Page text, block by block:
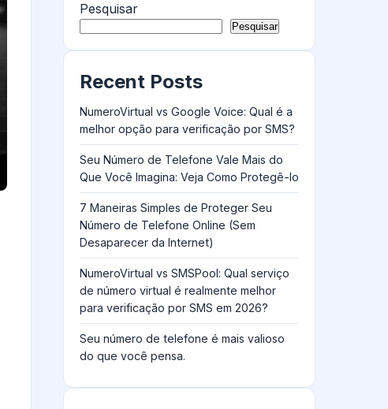
Pesquisar
Pesquisar
Recent Posts
NumeroVirtual vs Google Voice: Qual é a
melhor opção para verificação por SMS?
Seu Número de Telefone Vale Mais do
Que Você Imagina: Veja Como Protegê-lo
7 Maneiras Simples de Proteger Seu
Número de Telefone Online (Sem
Desaparecer da Internet)
NumeroVirtual vs SMSPool: Qual serviço
de número virtual é realmente melhor
para verificação por SMS em 2026?
Seu número de telefone é mais valioso
do que você pensa.